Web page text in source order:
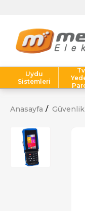
Uydu
Sistemleri
Tv
Anasayfa